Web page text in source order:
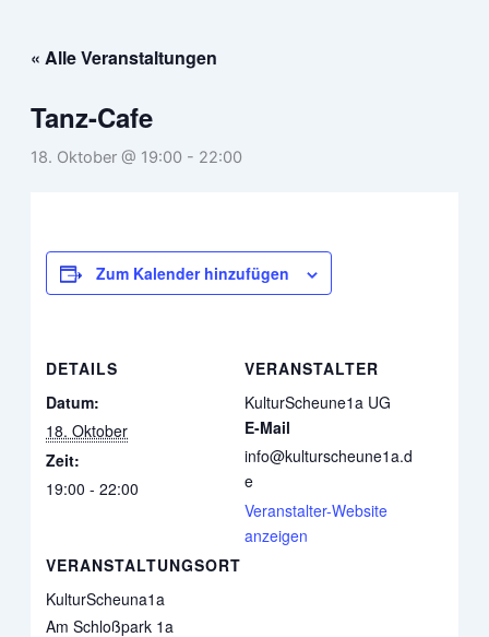
springen« Alle Veranstaltungen
Tanz-Cafe
18. Oktober @ 19:00 - 22:00
Zum Kalender hinzufügen
DETAILS
Datum:
18. Oktober
Zeit:
19:00 - 22:00
VERANSTALTUNGSORT
KulturScheuna1a
Am Schloßpark 1a
VERANSTALTER
KulturScheune1a UG
E-Mail
info@kulturscheune1a.d
e
Veranstalter-Website
anzeigen